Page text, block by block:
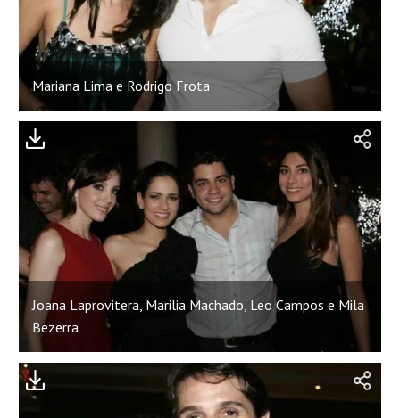
Mariana Lima e Rodrigo Frota
Joana Laprovitera, Marilia Machado, Leo Campos e Mila
Bezerra